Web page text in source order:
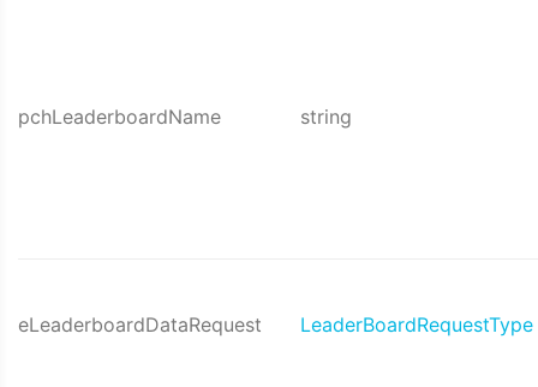
pchLeaderboardName string
eLeaderboardDataRequest LeaderBoardRequestType